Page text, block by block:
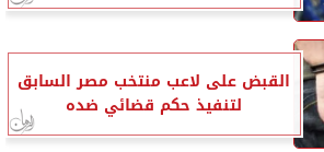
القبض على لاعب منتخب مصر السابق
لتنفيذ حكم قضائي ضده